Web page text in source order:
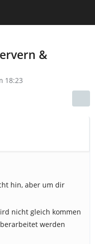
&
18:23
hin, aber um dir
nicht gleich kommen
werden